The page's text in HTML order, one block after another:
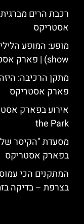
אסטריקס
show) | פארק אסטריקס
פארק אסטריקס
the Park
בפארק אסטריקס
המתקנים הכי
בצרפת – בדיקה